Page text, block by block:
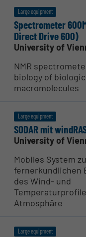
Large equipment
Spectrometer
Direct Drive 600)
University of
NMR
biology of
macromolecules
Large equipment
SODAR mit
University of
Mobiles System
fernerkundlichen
des Wind- und
Atmosphäre
Large equipment